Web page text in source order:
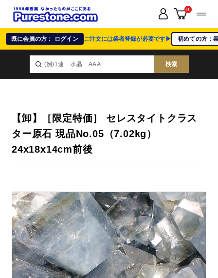
既に会員の方： ログイン ご注文には業者登録が必要です▶ 初めての方：
検索
0
【卸】［限定特価］ セレスタイトクラス
ター原石 現品No.05（7.02kg）
24x18x14cm前後